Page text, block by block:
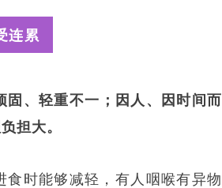
连累
固、轻重不一；因人、因时间而
担大。
食时能够减轻，有人咽喉有异物